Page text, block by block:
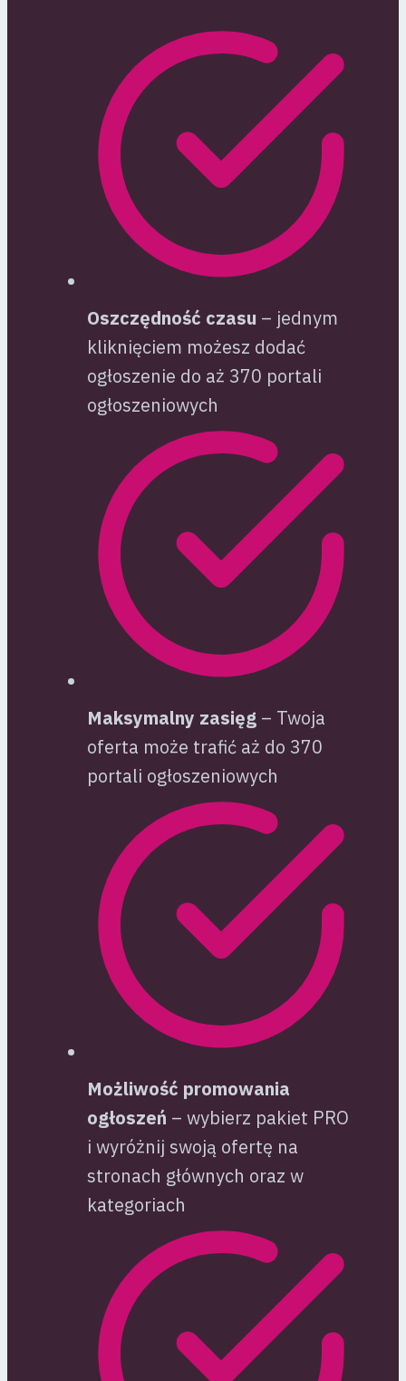
Oszczędność czasu – jednym
kliknięciem możesz dodać
ogłoszenie do aż 370 portali
ogłoszeniowych
Maksymalny zasięg – Twoja
oferta może trafić aż do 370
portali ogłoszeniowych
Możliwość promowania
ogłoszeń – wybierz pakiet PRO
i wyróżnij swoją ofertę na
stronach głównych oraz w
kategoriach